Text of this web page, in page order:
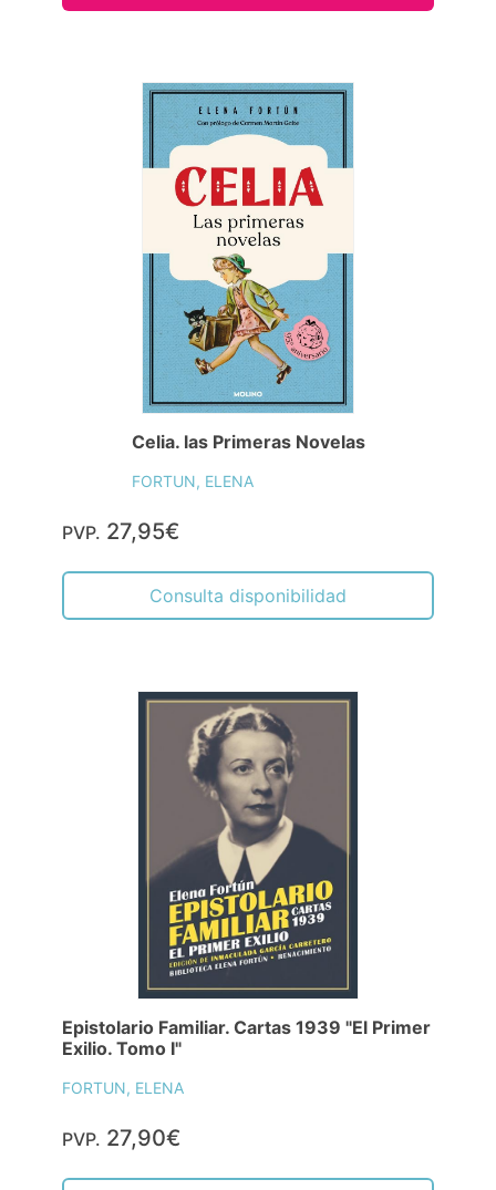
Celia. las Primeras Novelas
FORTUN, ELENA
PVP. 27,95€
Consulta disponibilidad
Epistolario Familiar. Cartas 1939 "El Primer
Exilio. Tomo I"
FORTUN, ELENA
PVP. 27,90€